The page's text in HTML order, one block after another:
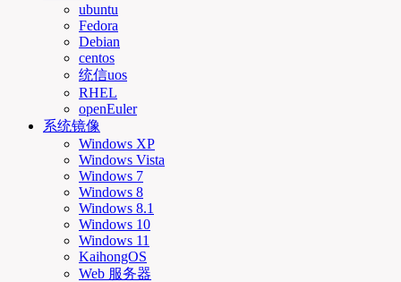
ubuntu
Fedora
Debian
centos
统信uos
RHEL
openEuler
系统镜像
Windows XP
Windows Vista
Windows 7
Windows 8
Windows 8.1
Windows 10
Windows 11
KaihongOS
Web 服务器